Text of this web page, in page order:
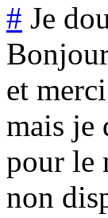
# Je
et
mais je
pour le
non